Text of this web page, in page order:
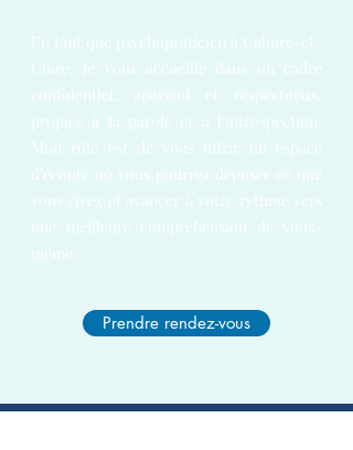
En tant que psychopraticien à Caluire-et-
Cuire, je vous accueille dans un cadre
confidentiel, apaisant et respectueux,
propice à la parole et à l’introspection.
Mon rôle est de vous offrir un espace
d’écoute où vous pourrez déposer ce que
vous vivez et avancer à votre rythme vers
une meilleure compréhension de vous-
même.
Prendre rendez-vous